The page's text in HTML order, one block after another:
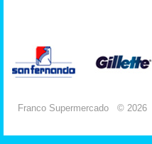
Franco Supermercado © 2026